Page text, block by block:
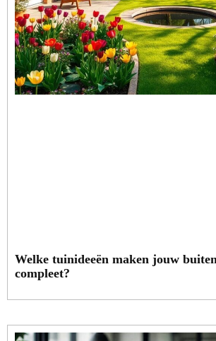
Welke tuinideeën maken jouw
compleet?